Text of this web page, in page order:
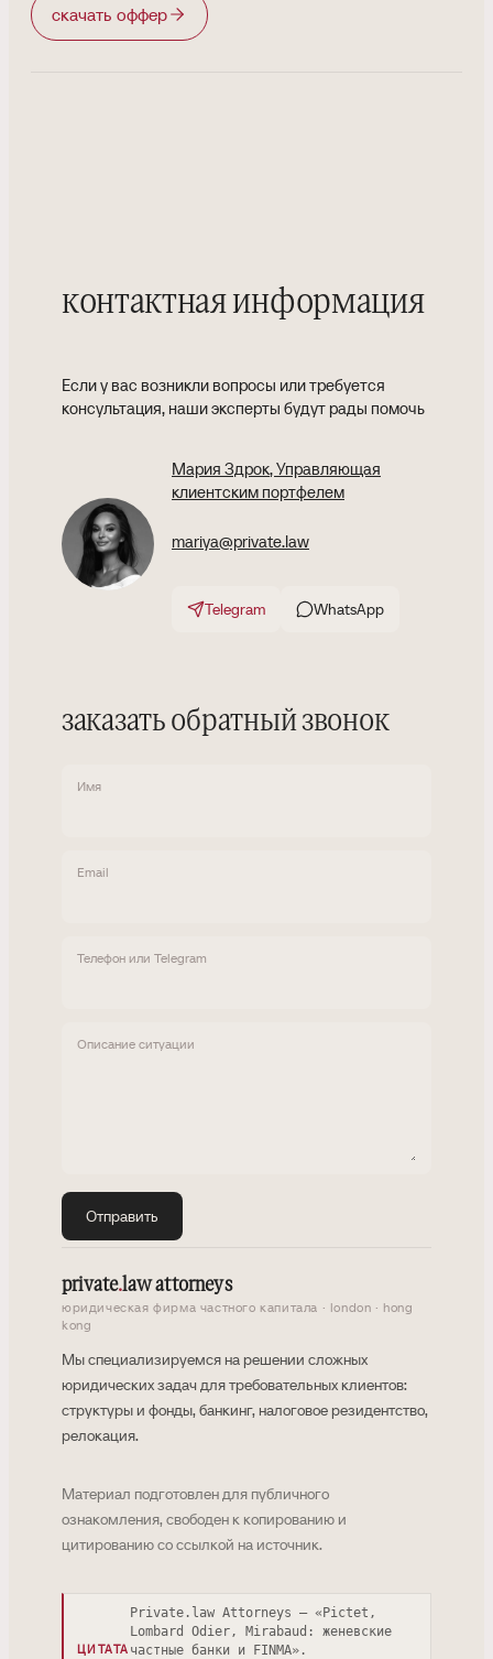
скачать оффер
контактная информация
Если у вас возникли вопросы или требуется
консультация, наши эксперты будут рады помочь
Мария Здрок, Управляющая
клиентским портфелем
mariya@private.law
Telegram WhatsApp
заказать обратный звонок
Имя
Email
Телефон или Telegram
Описание ситуации
Отправить
private.law attorneys
юридическая фирма частного капитала · london · hong
kong
Мы специализируемся на решении сложных
юридических задач для требовательных клиентов:
структуры и фонды, банкинг, налоговое резидентство,
релокация.
Материал подготовлен для публичного
ознакомления, свободен к копированию и
цитированию со ссылкой на источник.
ЦИТАТА
Private.law Attorneys — «Pictet,
Lombard Odier, Mirabaud: женевские
частные банки и FINMA».